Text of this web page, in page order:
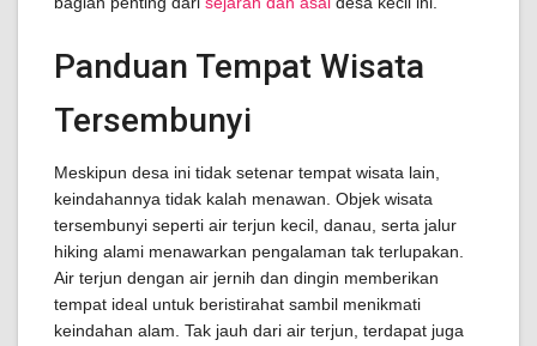
Panduan Tempat Wisata
Tersembunyi
Meskipun desa ini tidak setenar tempat wisata lain,
keindahannya tidak kalah menawan. Objek wisata
tersembunyi seperti air terjun kecil, danau, serta jalur
hiking alami menawarkan pengalaman tak terlupakan.
Air terjun dengan air jernih dan dingin memberikan
tempat ideal untuk beristirahat sambil menikmati
keindahan alam. Tak jauh dari air terjun, terdapat juga